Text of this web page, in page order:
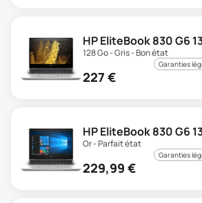
HP EliteBook 830 G6
128 Go - Gris - Bon état
Garanties
227 €
HP EliteBook 830 G6
Or - Parfait état
Garanties
229,99 €